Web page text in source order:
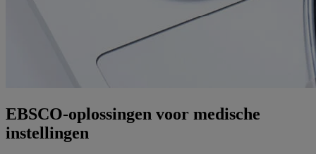
EBSCO-oplossingen voor medische
instellingen